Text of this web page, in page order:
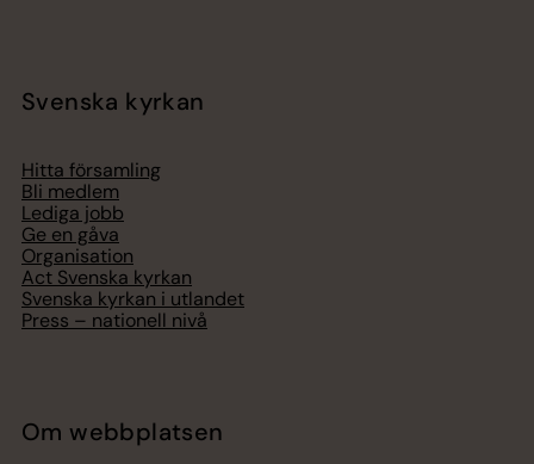
Svenska kyrkan
Hitta församling
Bli medlem
Lediga jobb
Ge en gåva
Organisation
Act Svenska kyrkan
Svenska kyrkan i utlandet
Press – nationell nivå
Om webbplatsen